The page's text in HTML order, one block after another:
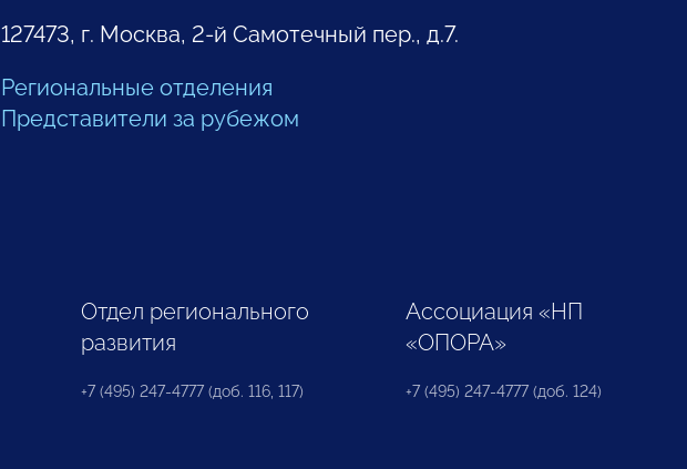
127473, г. Москва, 2-й Самотечный пер., д.7.
Региональные отделения
Представители за рубежом
Отдел регионального
развития
+7 (495) 247-4777 (доб. 116, 117)
Ассоциация «НП
«ОПОРА»
+7 (495) 247-4777 (доб. 124)